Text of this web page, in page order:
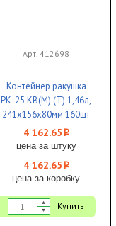
Арт. 412698
Контейнер ракушка
РК-25 КВ(М) (Т) 1,46л,
241х156х80мм 160шт
1/1
4 162.65 i
цена за штуку
4 162.65 i
цена за коробку
Купить